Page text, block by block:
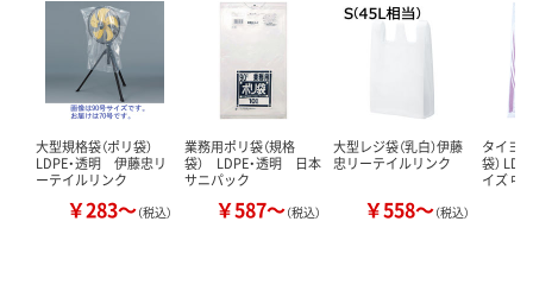
大型規格袋（ポリ袋）
LDPE・透明 伊藤忠リ
ーテイルリンク
￥283～（税込）
業務用ポリ袋（規格
袋） LDPE・透明 日本
サニパック
￥587～（税込）
大型レジ袋（乳白）伊藤
忠リーテイルリンク
￥558～（税込）
タイヨ
袋）
イズ 中